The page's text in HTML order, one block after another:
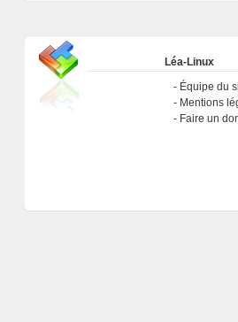
Léa-Linux
Équipe du
Mentions
Faire un